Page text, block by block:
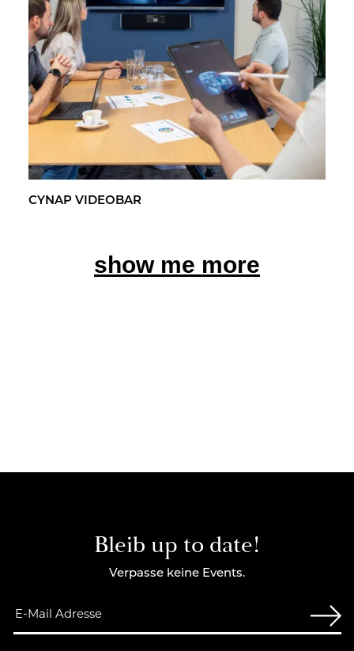
CYNAP VI­DEO­BAR
show me more
Bleib up to date!
Verpasse keine Events.